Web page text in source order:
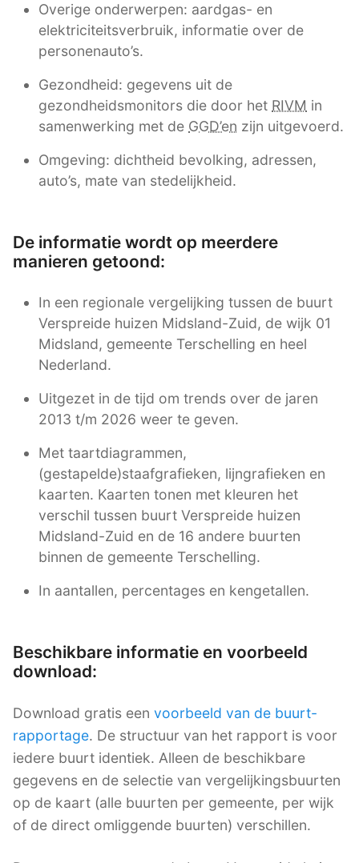
Overige onderwerpen: aardgas- en
elektriciteitsverbruik, informatie over de
personenauto’s.
Gezondheid: gegevens uit de
gezondheidsmonitors die door het RIVM in
samenwerking met de GGD’en zijn uitgevoerd.
Omgeving: dichtheid bevolking, adressen,
auto’s, mate van stedelijkheid.
De informatie wordt op meerdere
manieren getoond:
In een regionale vergelijking tussen de buurt
Verspreide huizen Midsland-Zuid, de wijk 01
Midsland, gemeente Terschelling en heel
Nederland.
Uitgezet in de tijd om trends over de jaren
2013 t/m 2026 weer te geven.
Met taartdiagrammen,
(gestapelde)staafgrafieken, lijngrafieken en
kaarten. Kaarten tonen met kleuren het
verschil tussen buurt Verspreide huizen
Midsland-Zuid en de 16 andere buurten
binnen de gemeente Terschelling.
In aantallen, percentages en kengetallen.
Beschikbare informatie en voorbeeld
download:
Download gratis een voorbeeld van de buurt-
rapportage. De structuur van het rapport is voor
iedere buurt identiek. Alleen de beschikbare
gegevens en de selectie van vergelijkingsbuurten
op de kaart (alle buurten per gemeente, per wijk
of de direct omliggende buurten) verschillen.